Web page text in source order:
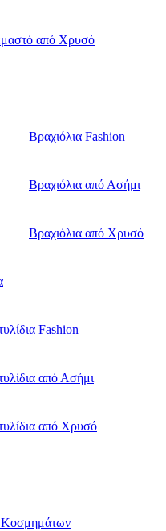
από Χρυσό
Βραχιόλια Fashion
Βραχιόλια από Ασήμι
Βραχιόλια από Χρυσό
Fashion
από Ασήμι
από Χρυσό
Κοσμημάτων